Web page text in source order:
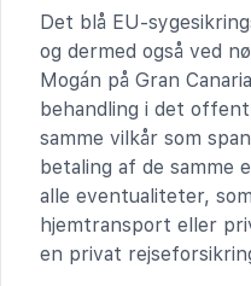
Det blå EU-
og dermed også ved
Mogán på Gran
behandling i det
samme vilkår som
betaling af de samme
alle eventualiteter,
hjemtransport eller
en privat